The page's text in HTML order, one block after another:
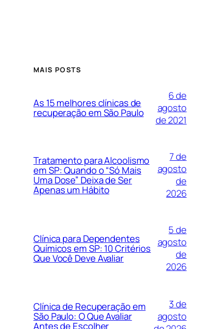
MAIS POSTS
As 15 melhores clínicas de
recuperação em São Paulo
6 de
agosto
de 2021
Tratamento para Alcoolismo
em SP: Quando o “Só Mais
Uma Dose” Deixa de Ser
Apenas um Hábito
7 de
agosto
de
2026
Clínica para Dependentes
Químicos em SP: 10 Critérios
Que Você Deve Avaliar
5 de
agosto
de
2026
Clínica de Recuperação em
São Paulo: O Que Avaliar
Antes de Escolher
3 de
agosto